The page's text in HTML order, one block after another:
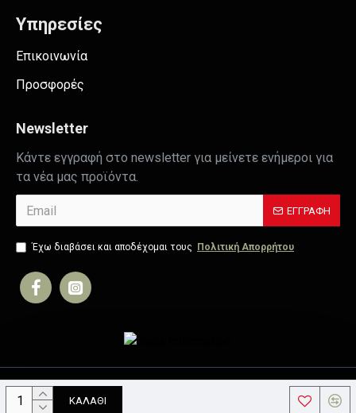
ΚΑΛΆΘΙ
Υπηρεσίες
Επικοινωνία
Προσφορές
Newsletter
Κάντε εγγραφή στο newsletter για μείνετε ενήμεροι για
τα νέα μας προϊόντα.
ΕΓΓΡΑΦΉ
Έχω διαβάσει και αποδέχομαι τους Πολιτική Απορρήτου